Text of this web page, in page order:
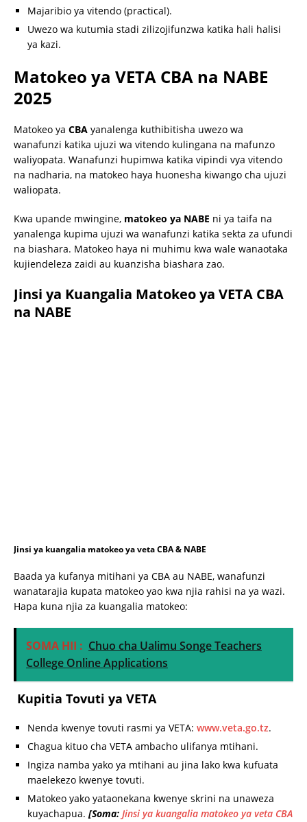
Majaribio ya vitendo (practical).
Uwezo wa kutumia stadi zilizojifunzwa katika hali halisi
ya kazi.
Matokeo ya VETA CBA na NABE
2025
Matokeo ya CBA yanalenga kuthibitisha uwezo wa
wanafunzi katika ujuzi wa vitendo kulingana na mafunzo
waliyopata. Wanafunzi hupimwa katika vipindi vya vitendo
na nadharia, na matokeo haya huonesha kiwango cha ujuzi
waliopata.
Kwa upande mwingine, matokeo ya NABE ni ya taifa na
yanalenga kupima ujuzi wa wanafunzi katika sekta za ufundi
na biashara. Matokeo haya ni muhimu kwa wale wanaotaka
kujiendeleza zaidi au kuanzisha biashara zao.
Jinsi ya Kuangalia Matokeo ya VETA CBA
na NABE
Jinsi ya kuangalia matokeo ya veta CBA & NABE
Baada ya kufanya mitihani ya CBA au NABE, wanafunzi
wanatarajia kupata matokeo yao kwa njia rahisi na ya wazi.
Hapa kuna njia za kuangalia matokeo:
SOMA HII : Chuo cha Ualimu Songe Teachers
College Online Applications
Kupitia Tovuti ya VETA
Nenda kwenye tovuti rasmi ya VETA: www.veta.go.tz.
Chagua kituo cha VETA ambacho ulifanya mtihani.
Ingiza namba yako ya mtihani au jina lako kwa kufuata
maelekezo kwenye tovuti.
Matokeo yako yataonekana kwenye skrini na unaweza
kuyachapua. [Soma: Jinsi ya kuangalia matokeo ya veta CBA